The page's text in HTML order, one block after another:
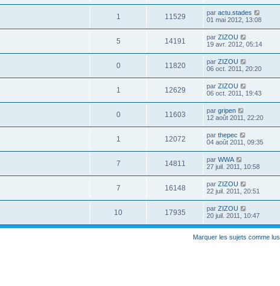
1 11529 par actu.stades
01 mai 2012, 13:08
5 14191 par ZIZOU
19 avr. 2012, 05:14
0 11820 par ZIZOU
06 oct. 2011, 20:20
1 12629 par ZIZOU
06 oct. 2011, 19:43
0 11603 par gripen
12 août 2011, 22:20
1 12072 par thepec
04 août 2011, 09:35
7 14811 par WWA
27 juil. 2011, 10:58
7 16148 par ZIZOU
22 juil. 2011, 20:51
10 17935 par ZIZOU
20 juil. 2011, 10:47
Marquer les sujets comme lus